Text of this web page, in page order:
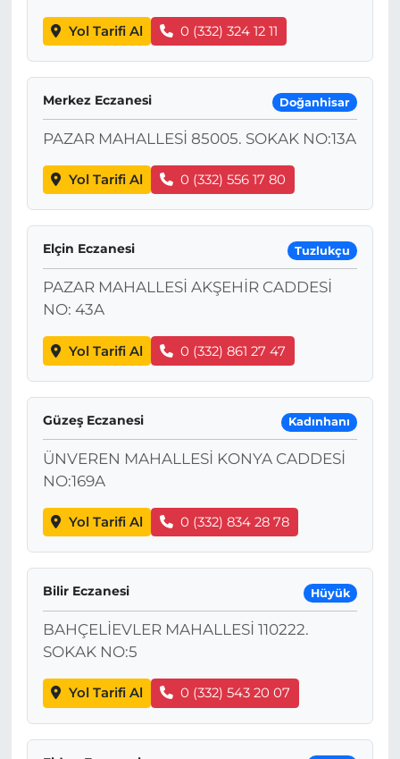
Yol Tarifi Al 0 (332) 324 12 11
Merkez Eczanesi Doğanhisar
PAZAR MAHALLESİ 85005. SOKAK NO:13A
Yol Tarifi Al 0 (332) 556 17 80
Elçin Eczanesi Tuzlukçu
PAZAR MAHALLESİ AKŞEHİR CADDESİ
NO: 43A
Yol Tarifi Al 0 (332) 861 27 47
Güzeş Eczanesi Kadınhanı
ÜNVEREN MAHALLESİ KONYA CADDESİ
NO:169A
Yol Tarifi Al 0 (332) 834 28 78
Bilir Eczanesi Hüyük
BAHÇELİEVLER MAHALLESİ 110222.
SOKAK NO:5
Yol Tarifi Al 0 (332) 543 20 07